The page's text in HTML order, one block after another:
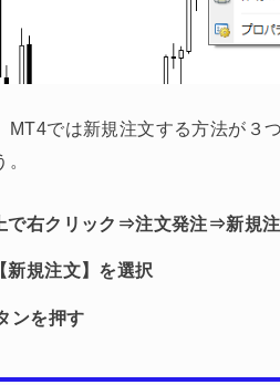
MT4では新規注文する方法が３
で右クリック⇒注文発注⇒新規
新規注文】を選択
ンを押す